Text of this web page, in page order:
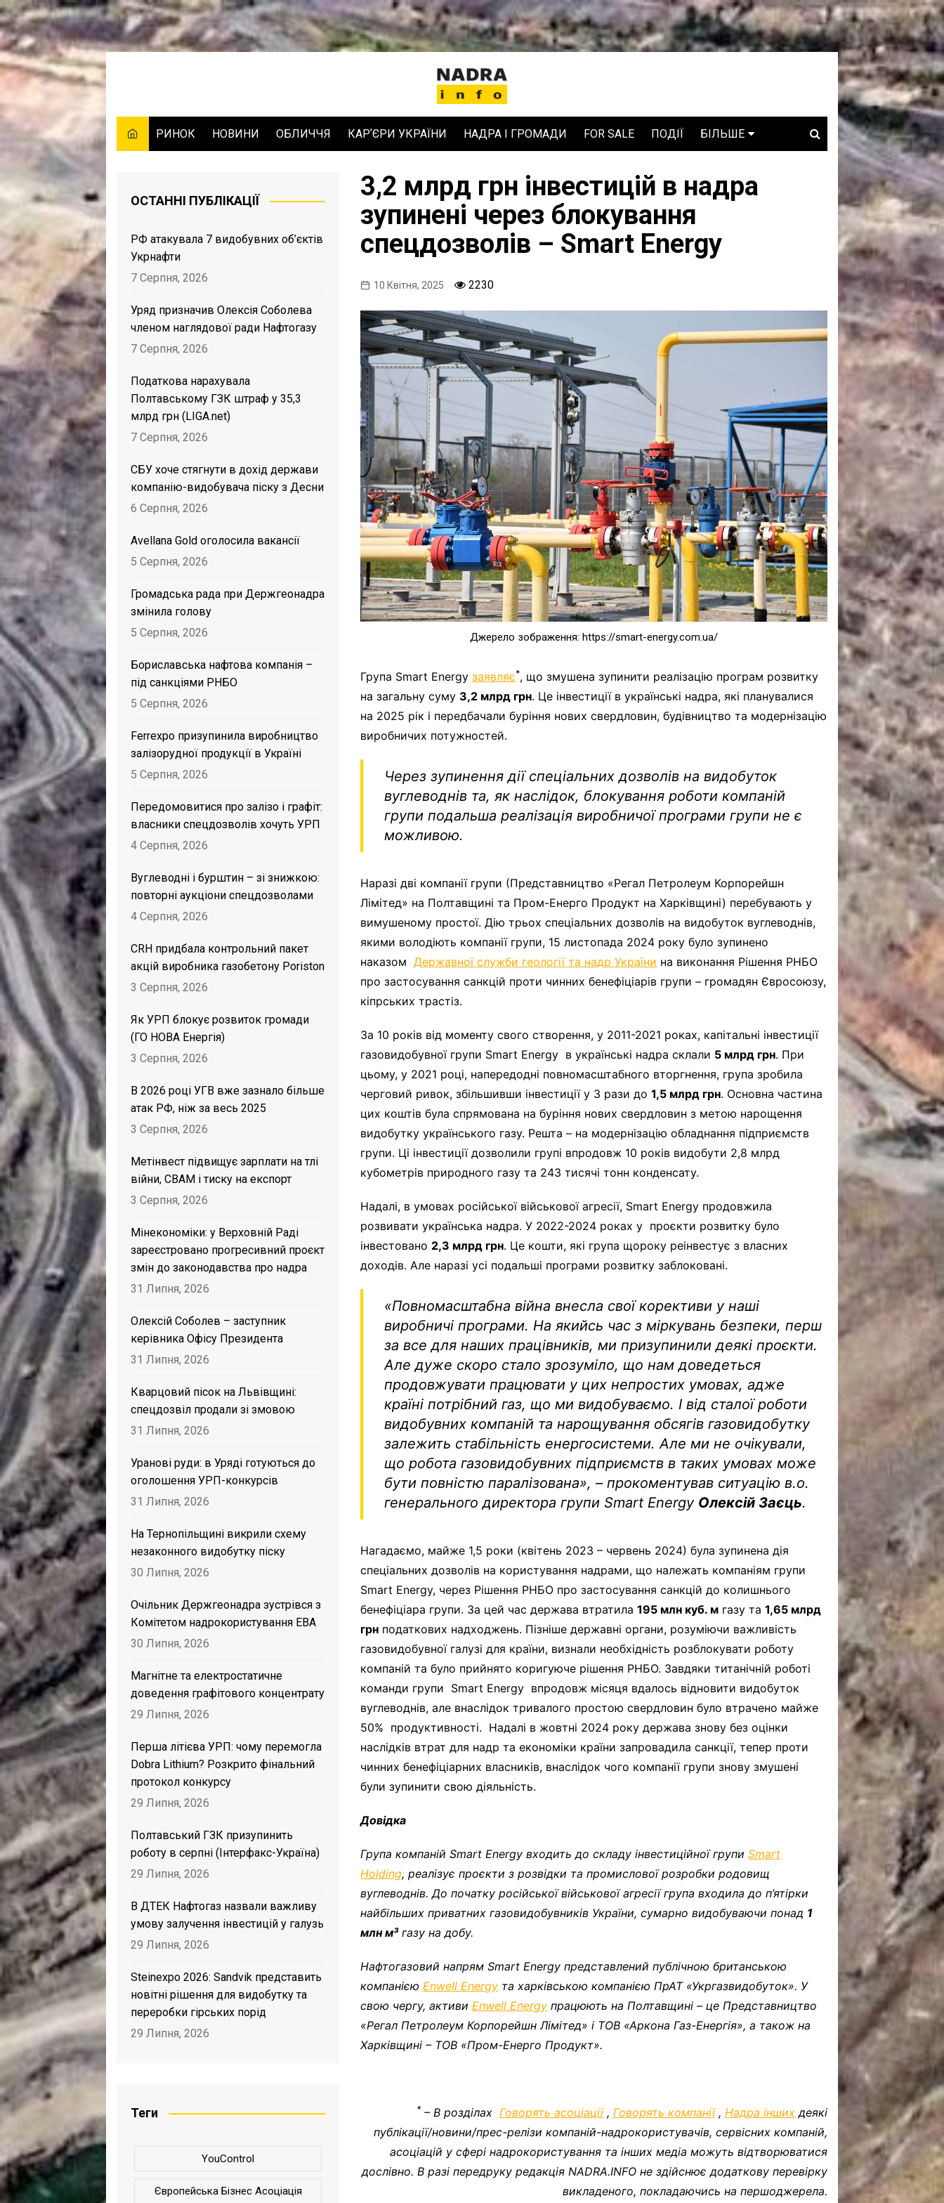
Skip
to
РИНОК НОВИНИ ОБЛИЧЧЯ КАРʼЄРИ УКРАЇНИ НАДРА І ГРОМАДИ FOR SALE ПОДІЇ БІЛЬШЕ
ЗРОБЛЕНО В УКРАЇНІ
ГОВОРЯТЬ АСОЦІАЦІЇ
САНКЦІЙНІ НАДРА
CRITICAL MINERALS
НАДРА ІНШИХ
ПРО ПРОЕКТ
3,2 млрд грн інвестицій в надра
зупинені через блокування
спецдозволів – Smart Energy
10 Квітня, 2025 2230
Джерело зображення: https://smart-energy.com.ua/
Група Smart Energyзаявляє*, що змушена зупинити реалізацію програм розвитку
на загальну суму 3,2 млрд грн. Це інвестиції в українські надра, які планувалися
на 2025 рік і передбачали буріння нових свердловин, будівництво та модернізацію
виробничих потужностей.
Через зупинення дії спеціальних дозволів на видобуток
вуглеводнів та, як наслідок, блокування роботи компаній
групи подальша реалізація виробничої програми групи не є
можливою.
Наразі дві компанії групи (Представництво «Регал Петролеум Корпорейшн
Лімітед» на Полтавщині та Пром-Енерго Продукт на Харківщині) перебувають у
вимушеному простої. Дію трьох спеціальних дозволів на видобуток вуглеводнів,
якими володіють компанії групи, 15 листопада 2024 року було зупинено
наказомДержавної служби геології та надр України на виконання Рішення РНБО
про застосування санкцій проти чинних бенефіціарів групи – громадян Євросоюзу,
кіпрських трастіз.
За 10 років від моменту свого створення, у 2011-2021 роках, капітальні інвестиції
газовидобувної групи Smart Energy в українські надра склали 5 млрд грн. При
цьому, у 2021 році, напередодні повномасштабного вторгнення, група зробила
черговий ривок, збільшивши інвестиції у 3 рази до1,5 млрд грн. Основна частина
цих коштів була спрямована на буріння нових свердловин з метою нарощення
видобутку українського газу. Решта – на модернізацію обладнання підприємств
групи. Ці інвестиції дозволили групі впродовж 10 років видобути 2,8 млрд
кубометрів природного газу та 243 тисячі тонн конденсату.
Надалі, в умовах російської військової агресії, Smart Energy продовжила
розвивати українська надра. У 2022-2024 роках у проєкти розвитку було
інвестовано 2,3 млрд грн. Це кошти, які група щороку реінвестує з власних
доходів. Але наразі усі подальші програми розвитку заблоковані.
«Повномасштабна війна внесла свої корективи у наші
виробничі програми. На якийсь час з міркувань безпеки, перш
за все для наших працівників, ми призупинили деякі проєкти.
Але дуже скоро стало зрозуміло, що нам доведеться
продовжувати працювати у цих непростих умовах, адже
країні потрібний газ, що ми видобуваємо. І від сталої роботи
видобувних компаній та нарощування обсягів газовидобутку
залежить стабільність енергосистеми. Але ми не очікували,
що робота газовидобувних підприємств в таких умовах може
бути повністю паралізована», – прокоментував ситуацію в.о.
генерального директора групи Smart Energy Олексій Заєць.
Нагадаємо, майже 1,5 роки (квітень 2023 – червень 2024) була зупинена дія
спеціальних дозволів на користування надрами, що належать компаніям групи
Smart Energy, через Рішення РНБО про застосування санкцій до колишнього
бенефіціара групи. За цей час держава втратила195 млн куб. м газу та1,65 млрд
грн податкових надходжень. Пізніше державні органи, розуміючи важливість
газовидобувної галузі для країни, визнали необхідність розблокувати роботу
компаній та було прийнято коригуюче рішення РНБО. Завдяки титанічній роботі
команди групи Smart Energy впродовж місяця вдалось відновити видобуток
вуглеводнів, але внаслідок тривалого простою свердловин було втрачено майже
50% продуктивності. Надалі в жовтні 2024 року держава знову без оцінки
наслідків втрат для надр та економіки країни запровадила санкції, тепер проти
чинних бенефіціарних власників, внаслідок чого компанії групи знову змушені
були зупинити свою діяльність.
Довідка
Група компаній Smart Energy входить до складу інвестиційної групиSmart
Holding, реалізує проєкти з розвідки та промислової розробки родовищ
вуглеводнів. До початку російської військової агресії група входила до п’ятірки
найбільших приватних газовидобувників України, сумарно видобуваючи понад 1
млн м³газу на добу.
Нафтогазовий напрям Smart Energy представлений публічною британською
компанієюEnwell Energy та харківською компанією ПрАТ «Укргазвидобуток». У
свою чергу, активиEnwell Energy працюють на Полтавщині – це Представництво
«Регал Петролеум Корпорейшн Лімітед» і ТОВ «Аркона Газ-Енергія», а також на
Харківщині – ТОВ «Пром-Енерго Продукт».
*– В розділах Говорять асоціації, Говорять компанії, Надра іншихдеякі
публікації/новини/прес-релізи компаній-надрокористувачів, сервісних компаній,
асоціацій у сфері надрокористування та інших медіа можуть відтворюватися
дослівно. В разі передруку редакція NADRA.INFO не здійснює додаткову перевірку
викладеного, покладаючись на першоджерела.
ОСТАННІ ПУБЛІКАЦІЇ
РФ атакувала 7 видобувних об’єктів
Укрнафти
7 Серпня, 2026
Уряд призначив Олексія Соболева
членом наглядової ради Нафтогазу
7 Серпня, 2026
Податкова нарахувала
Полтавському ГЗК штраф у 35,3
млрд грн (LIGA.net)
7 Серпня, 2026
СБУ хоче стягнути в дохід держави
компанію-видобувача піску з Десни
6 Серпня, 2026
Avellana Gold оголосила вакансії
5 Серпня, 2026
Громадська рада при Держгеонадра
змінила голову
5 Серпня, 2026
Бориславська нафтова компанія –
під санкціями РНБО
5 Серпня, 2026
Ferrexpo призупинила виробництво
залізорудної продукції в Україні
5 Серпня, 2026
Передомовитися про залізо і графіт:
власники спецдозволів хочуть УРП
4 Серпня, 2026
Вуглеводні і бурштин – зі знижкою:
повторні аукціони спецдозволами
4 Серпня, 2026
CRH придбала контрольний пакет
акцій виробника газобетону Poriston
3 Серпня, 2026
Як УРП блокує розвиток громади
(ГО НОВА Енергія)
3 Серпня, 2026
В 2026 році УГВ вже зазнало більше
атак РФ, ніж за весь 2025
3 Серпня, 2026
Метінвест підвищує зарплати на тлі
війни, CBAM і тиску на експорт
3 Серпня, 2026
Мінекономіки: у Верховній Раді
зареєстровано прогресивний проєкт
змін до законодавства про надра
31 Липня, 2026
Олексій Соболев – заступник
керівника Офісу Президента
31 Липня, 2026
Кварцовий пісок на Львівщині:
спецдозвіл продали зі змовою
31 Липня, 2026
Уранові руди: в Уряді готуються до
оголошення УРП-конкурсів
31 Липня, 2026
На Тернопільщині викрили схему
незаконного видобутку піску
30 Липня, 2026
Очільник Держгеонадра зустрівся з
Комітетом надрокористування EBA
30 Липня, 2026
Магнітне та електростатичне
доведення графітового концентрату
29 Липня, 2026
Перша літієва УРП: чому перемогла
Dobra Lithium? Розкрито фінальний
протокол конкурсу
29 Липня, 2026
Полтавський ГЗК призупинить
роботу в серпні (Інтерфакс-Україна)
29 Липня, 2026
В ДТЕК Нафтогаз назвали важливу
умову залучення інвестицій у галузь
29 Липня, 2026
Steinexpo 2026: Sandvik представить
новітні рішення для видобутку та
переробки гірських порід
29 Липня, 2026
Теги
YouControl
Європейська Бізнес Асоціація